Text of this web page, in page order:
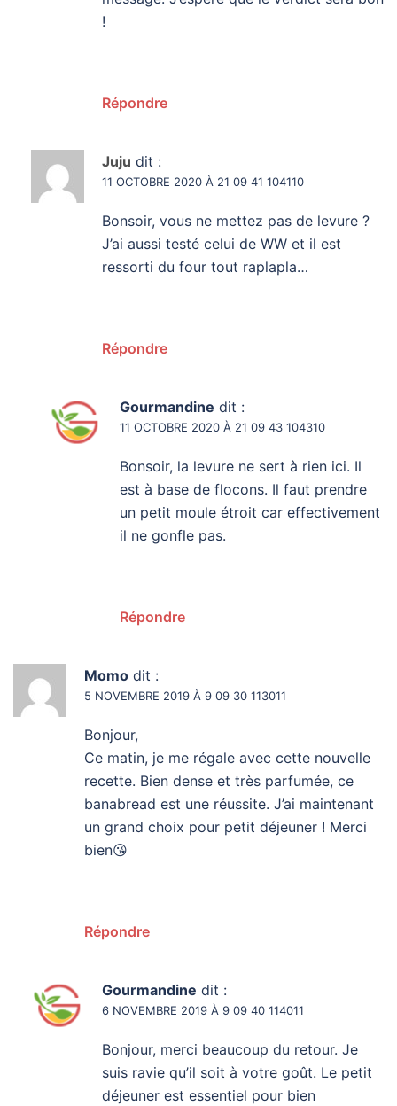
!
Répondre
Juju dit :
11 OCTOBRE 2020 À 21 09 41 104110
Bonsoir, vous ne mettez pas de levure ?
J’ai aussi testé celui de WW et il est
ressorti du four tout raplapla…
Répondre
Gourmandine dit :
11 OCTOBRE 2020 À 21 09 43 104310
Bonsoir, la levure ne sert à rien ici. Il
est à base de flocons. Il faut prendre
un petit moule étroit car effectivement
il ne gonfle pas.
Répondre
Momo dit :
5 NOVEMBRE 2019 À 9 09 30 113011
Bonjour,
Ce matin, je me régale avec cette nouvelle
recette. Bien dense et très parfumée, ce
banabread est une réussite. J’ai maintenant
un grand choix pour petit déjeuner ! Merci
bien😘
Répondre
Gourmandine dit :
6 NOVEMBRE 2019 À 9 09 40 114011
Bonjour, merci beaucoup du retour. Je
suis ravie qu’il soit à votre goût. Le petit
déjeuner est essentiel pour bien